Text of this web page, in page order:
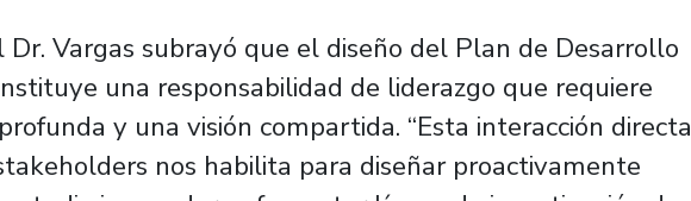
Dr. Vargas subrayó que el diseño del Plan de Desarrollo
una responsabilidad de liderazgo que requiere
y una visión compartida. “Esta interacción directa
nos habilita para diseñar proactivamente